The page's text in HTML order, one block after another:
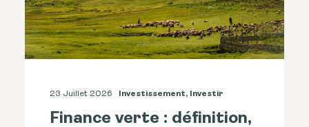
23 Juillet 2026 Investissement, Investir
Finance verte : définition,